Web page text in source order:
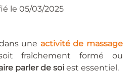
le 05/03/2025
une activité de massage
fraîchement formé ou
parler de soiest essentiel.